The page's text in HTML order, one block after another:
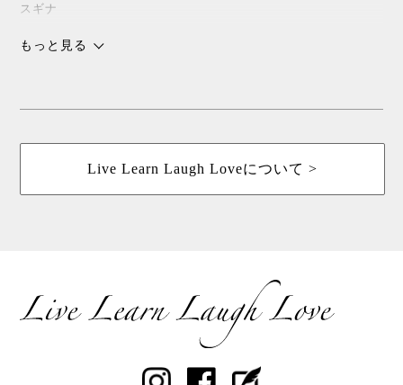
スギナ
浜比嘉島
桑茶
もっと見る
Live Learn Laugh Loveについて >